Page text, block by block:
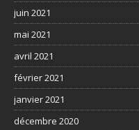
juin 2021
mai 2021
avril 2021
février 2021
janvier 2021
décembre 2020